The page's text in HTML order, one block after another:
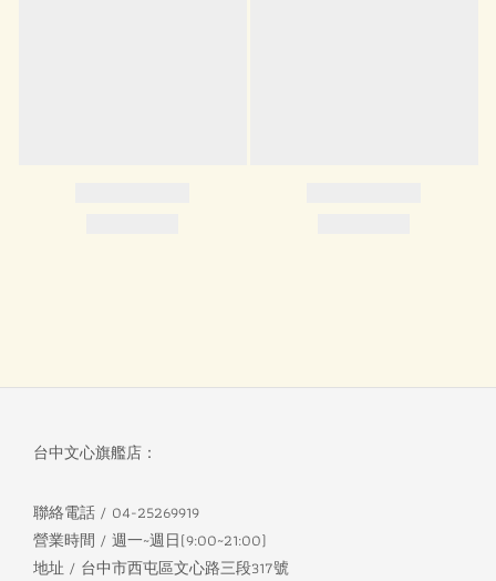
台中文心旗艦店：
聯絡電話 / 04-25269919
營業時間 / 週一~週日(9:00~21:00)
地址 / 台中市西屯區文心路三段317號